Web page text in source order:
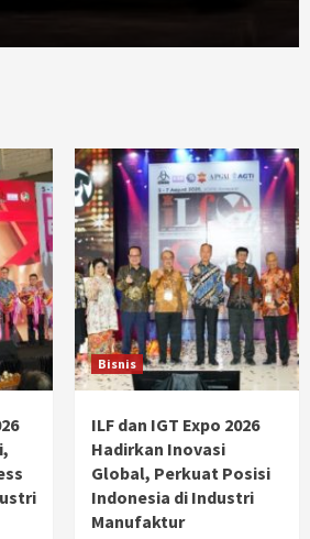
Bisnis
ILF dan IGT Expo 2026
Hadirkan Inovasi
Global, Perkuat Posisi
Indonesia di Industri
Manufaktur